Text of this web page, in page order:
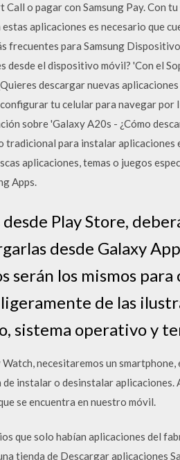
o pagar con Samsung Pay. Con
aplicaciones es necesario que
frecuentes para Samsung
el dispositivo móvil? 'Con el
descargar nuevas
tu celular para navegar
sobre 'Galaxy A20s - ¿Cómo
para instalar aplicaciones
aplicaciones, temas o juegos
Apps.
Play Store,
desde Galaxy
serán los mismos
de las
sistema operativo y
necesitaremos un
instalar o desinstalar
se encuentra en nuestro móvil.
que solo habían aplicaciones del
tienda de Descargar aplicaciones